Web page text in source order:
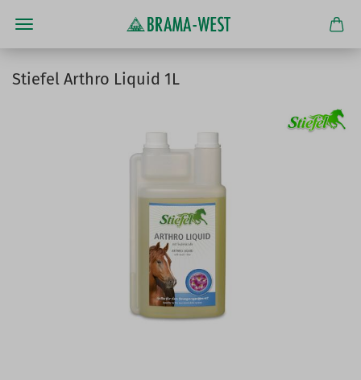
Stiefel Arthro Liquid 1L